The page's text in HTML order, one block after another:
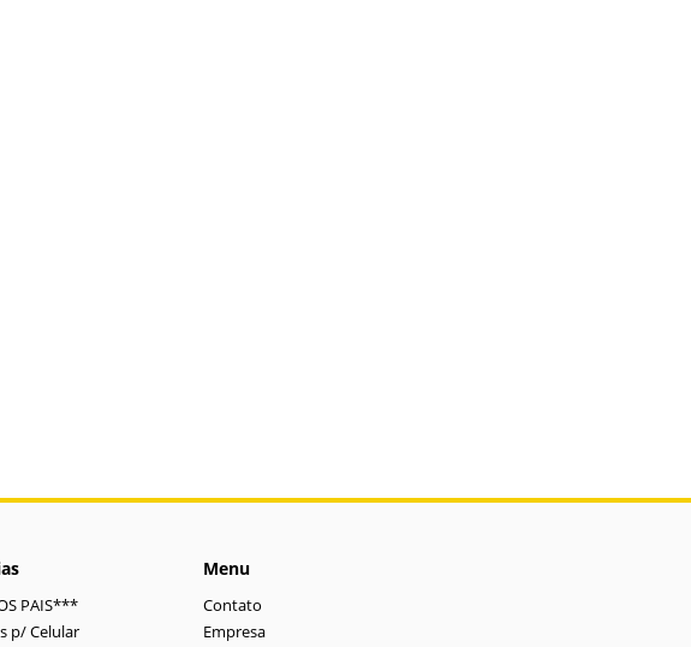
PAIS***
p/ Celular
Menu
Contato
Empresa